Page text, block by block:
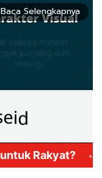
Baca Selengkapnya